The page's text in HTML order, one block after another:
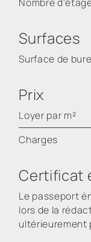
Surfaces
Surface de
Prix
Loyer par m²
Charges
Certificat
Le passeport
lors de la
ultérieurement